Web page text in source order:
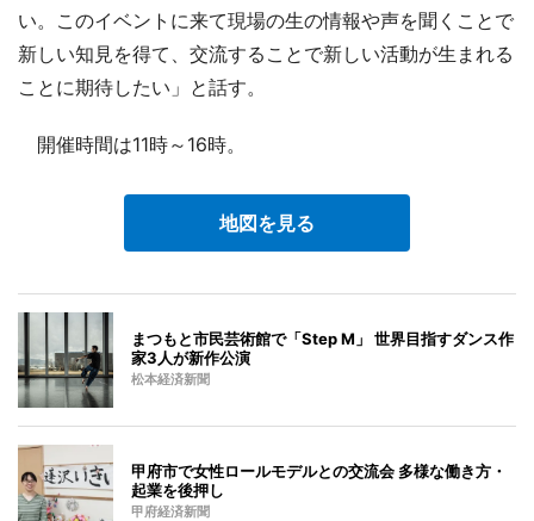
い。このイベントに来て現場の生の情報や声を聞くことで
新しい知見を得て、交流することで新しい活動が生まれる
ことに期待したい」と話す。
開催時間は11時～16時。
地図を見る
まつもと市民芸術館で「Step M」 世界目指すダンス作
家3人が新作公演
松本経済新聞
甲府市で女性ロールモデルとの交流会 多様な働き方・
起業を後押し
甲府経済新聞